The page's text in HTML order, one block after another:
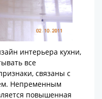
интерьера кухни,
все
связаны с
Непременным
повышенная